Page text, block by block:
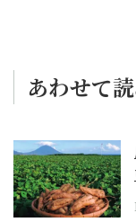
あわせて